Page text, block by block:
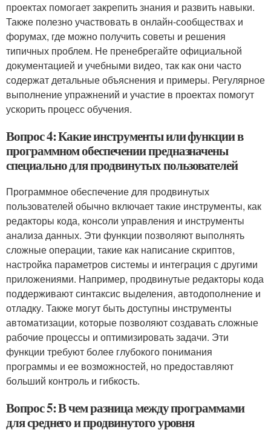
проектах помогает закрепить знания и развить навыки.
Также полезно участвовать в онлайн-сообществах и
форумах, где можно получить советы и решения
типичных проблем. Не пренебрегайте официальной
документацией и учебными видео, так как они часто
содержат детальные объяснения и примеры. Регулярное
выполнение упражнений и участие в проектах помогут
ускорить процесс обучения.
Вопрос 4: Какие инструменты или функции в
программном обеспечении предназначены
специально для продвинутых пользователей
Программное обеспечение для продвинутых
пользователей обычно включает такие инструменты, как
редакторы кода, консоли управления и инструменты
анализа данных. Эти функции позволяют выполнять
сложные операции, такие как написание скриптов,
настройка параметров системы и интеграция с другими
приложениями. Например, продвинутые редакторы кода
поддерживают синтаксис выделения, автодополнение и
отладку. Также могут быть доступны инструменты
автоматизации, которые позволяют создавать сложные
рабочие процессы и оптимизировать задачи. Эти
функции требуют более глубокого понимания
программы и ее возможностей, но предоставляют
больший контроль и гибкость.
Вопрос 5: В чем разница между программами
для среднего и продвинутого уровня